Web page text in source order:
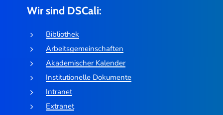
Wir sind DSCali:
Bibliothek
Arbeitsgemeinschaften
Akademischer Kalender
Institutionelle Dokumente
Intranet
Extranet